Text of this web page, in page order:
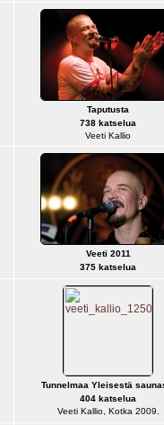
Taputusta
738 katselua
Veeti Kallio
Veeti 2011
375 katselua
Tunnelmaa Yleisestä
404 katselua
Veeti Kallio, Kotka 2009.